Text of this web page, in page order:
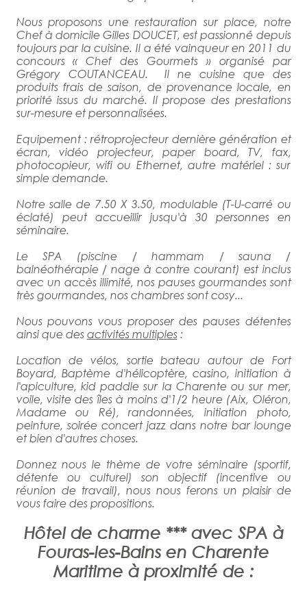
Nous proposons une restauration sur place, notre
Chef à domicile Gilles DOUCET, est passionné depuis
toujours par la cuisine. Il a été vainqueur en 2011 du
concours « Chef des Gourmets » organisé par
Grégory COUTANCEAU. Il ne cuisine que des
produits frais de saison, de provenance locale, en
priorité issus du marché. Il propose des prestations
sur-mesure et personnalisées.
Equipement : rétroprojecteur dernière génération et
écran, vidéo projecteur, paper board, TV, fax,
photocopieur, wifi ou Ethernet, autre matériel : sur
simple demande.
Notre salle de 7.50 X 3.50, modulable (T-U-carré ou
éclaté) peut accueillir jusqu'à 30 personnes en
séminaire.
Le SPA (piscine / hammam / sauna /
balnéothérapie / nage à contre courant) est inclus
avec un accès illimité, nos pauses gourmandes sont
très gourmandes, nos chambres sont cosy...
Nous pouvons vous proposer des pauses détentes
ainsi que des activités multiples:
Location de vélos, sortie bateau autour de Fort
Boyard, Baptème d'hélicoptère, casino, initiation à
l'apiculture, kid paddle sur la Charente ou sur mer,
voile, visite des îles à moins d'1/2 heure (Aix, Oléron,
Madame ou Ré), randonnées, initiation photo,
peinture, soirée concert jazz dans notre bar lounge
et bien d'autres choses.
Donnez nous le thème de votre séminaire (sportif,
détente ou culturel) son objectif (incentive ou
réunion de travail), nous nous ferons un plaisir de
vous faire des propositions.
Hôtel de charme *** avec SPA à
Fouras-les-Bains en Charente
Maritime à proximité de :